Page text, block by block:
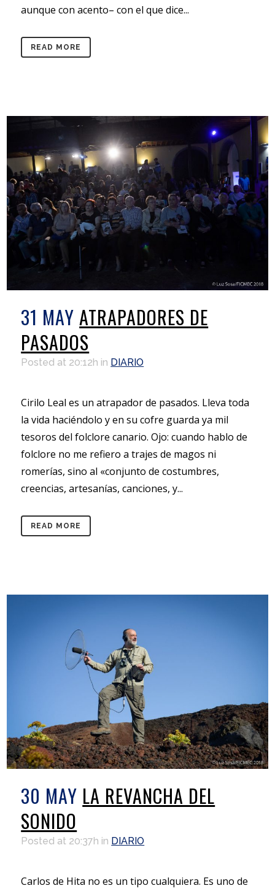
aunque con acento– con el que dice...
READ MORE
31 MAY ATRAPADORES DE
PASADOS
Posted at 20:12h in DIARIO
Cirilo Leal es un atrapador de pasados. Lleva toda
la vida haciéndolo y en su cofre guarda ya mil
tesoros del folclore canario. Ojo: cuando hablo de
folclore no me refiero a trajes de magos ni
romerías, sino al «conjunto de costumbres,
creencias, artesanías, canciones, y...
READ MORE
30 MAY LA REVANCHA DEL
SONIDO
Posted at 20:37h in DIARIO
Carlos de Hita no es un tipo cualquiera. Es uno de